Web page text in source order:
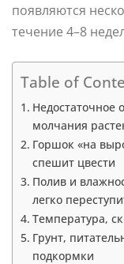
появляются
течение 4–8
Table of
Недостаточное
молчания
Горшок «на
спешит цвести
Полив и
легко
Температура,
Грунт,
подкормки